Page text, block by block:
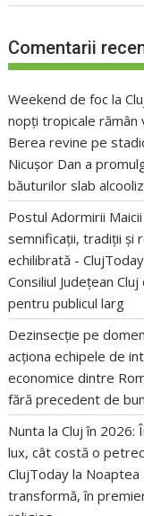
Comentarii
Weekend de foc la
nopți tropicale rămân
Berea revine pe
Nicușor Dan a
băuturilor slab
Postul Adormirii
semnificații, tradiții și
echilibrată - ClujToday
Consiliul Județean
pentru publicul larg
Dezinsecție pe
acționa echipele de
economice dintre
fără precedent de bun
Nunta la Cluj în
lux, cât costă o
ClujToday la Noaptea
transformă, în